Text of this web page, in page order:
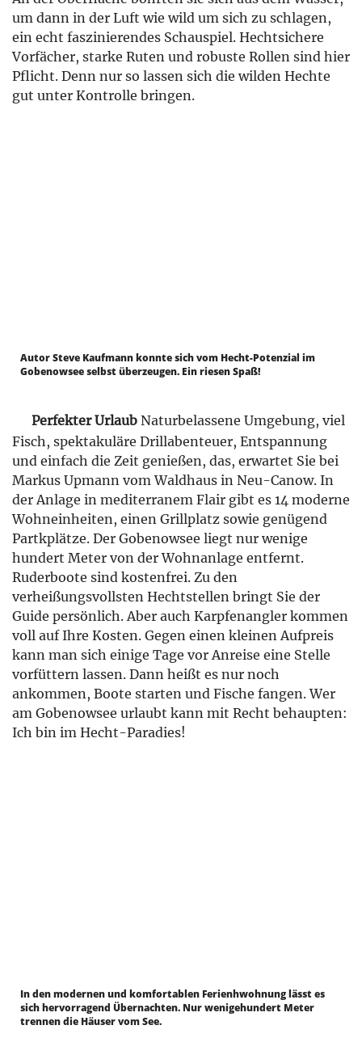
um dann in der Luft wie wild um sich zu schlagen,
ein echt faszinierendes Schauspiel. Hechtsichere
Vorfächer, starke Ruten und robuste Rollen sind hier
Pflicht. Denn nur so lassen sich die wilden Hechte
gut unter Kontrolle bringen.
Autor Steve Kaufmann konnte sich vom Hecht-Potenzial im
Gobenowsee selbst überzeugen. Ein riesen Spaß!
Perfekter Urlaub Naturbelassene Umgebung, viel
Fisch, spektakuläre Drillabenteuer, Entspannung
und einfach die Zeit genießen, das, erwartet Sie bei
Markus Upmann vom Waldhaus in Neu-Canow. In
der Anlage in mediterranem Flair gibt es 14 moderne
Wohneinheiten, einen Grillplatz sowie genügend
Partkplätze. Der Gobenowsee liegt nur wenige
hundert Meter von der Wohnanlage entfernt.
Ruderboote sind kostenfrei. Zu den
verheißungsvollsten Hechtstellen bringt Sie der
Guide persönlich. Aber auch Karpfenangler kommen
voll auf Ihre Kosten. Gegen einen kleinen Aufpreis
kann man sich einige Tage vor Anreise eine Stelle
vorfüttern lassen. Dann heißt es nur noch
ankommen, Boote starten und Fische fangen. Wer
am Gobenowsee urlaubt kann mit Recht behaupten:
Ich bin im Hecht-Paradies!
In den modernen und komfortablen Ferienhwohnung lässt es
sich hervorragend Übernachten. Nur wenigehundert Meter
trennen die Häuser vom See.